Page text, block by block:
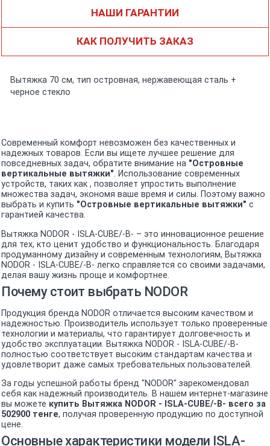
НАШИ ГАРАНТИИ
КАК ПОЛУЧИТЬ ЗАКАЗ
Вытяжка 70 см, тип островная, нержавеющая сталь +
черное стекло
Современный комфорт невозможен без качественных и
надежных товаров. Если вы ищете лучшее решение для
повседневных задач, обратите внимание на "Островные
вертикальные вытяжки". Использование современных
устройств, таких как , позволяет упростить выполнение
множества задач, экономя ваше время и силы. Поэтому важно
выбрать и купить "Островные вертикальные вытяжки" с
гарантией качества.
Вытяжка NODOR - ISLA-CUBE/-B- – это инновационное решение
для тех, кто ценит удобство и функциональность. Благодаря
продуманному дизайну и современным технологиям, Вытяжка
NODOR - ISLA-CUBE/-B- легко справляется со своими задачами,
делая вашу жизнь проще и комфортнее.
Почему стоит выбрать NODOR
Продукция бренда NODOR отличается высоким качеством и
надежностью. Производитель использует только проверенные
технологии и материалы, что гарантирует долговечность и
удобство эксплуатации. Вытяжка NODOR - ISLA-CUBE/-B-
полностью соответствует высоким стандартам качества и
удовлетворит даже самых требовательных пользователей.
За годы успешной работы бренд "NODOR" зарекомендовал
себя как надежный производитель. В нашем интернет-магазине
вы можете купить Вытяжка NODOR - ISLA-CUBE/-B- всего за
502900 тенге, получая проверенную продукцию по доступной
цене.
Основные характеристики модели ISLA-